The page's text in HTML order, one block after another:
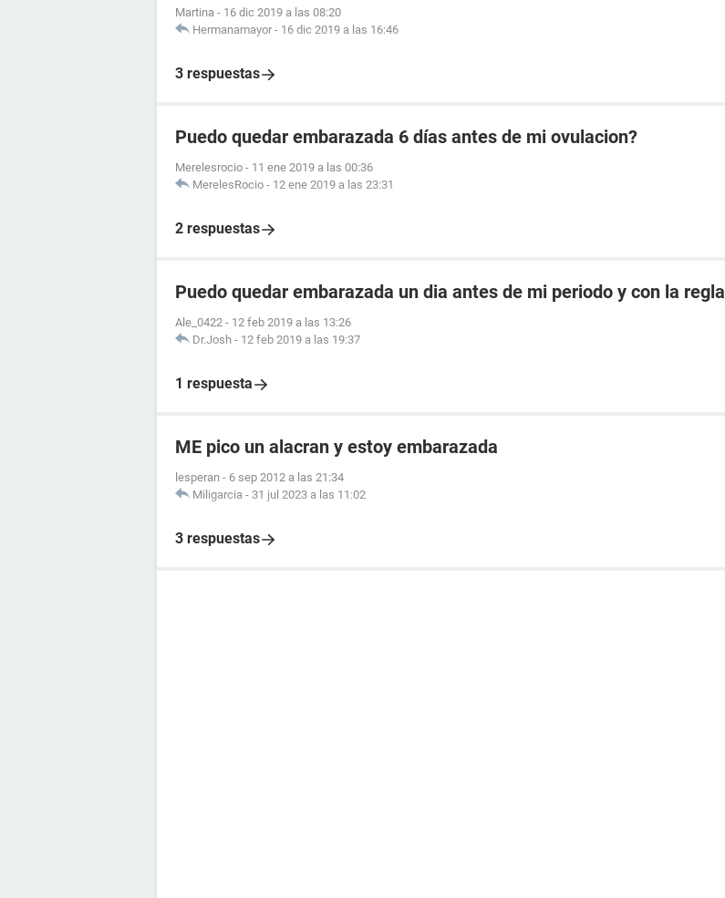
Martina - 16 dic 2019 a las 08:20
Hermanamayor - 16 dic 2019 a las 16:46
3 respuestas
Puedo quedar embarazada 6 días antes de mi ovulacion?
Merelesrocio - 11 ene 2019 a las 00:36
MerelesRocio - 12 ene 2019 a las 23:31
2 respuestas
Puedo quedar embarazada un dia antes de mi periodo y con la regla
Ale_0422 - 12 feb 2019 a las 13:26
Dr.Josh - 12 feb 2019 a las 19:37
1 respuesta
ME pico un alacran y estoy embarazada
lesperan - 6 sep 2012 a las 21:34
Miligarcia - 31 jul 2023 a las 11:02
3 respuestas